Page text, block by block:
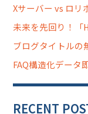
Xサーバー vs ロ
未来を先回り！
ブログタイトルの
FAQ構造化データ
RECENT